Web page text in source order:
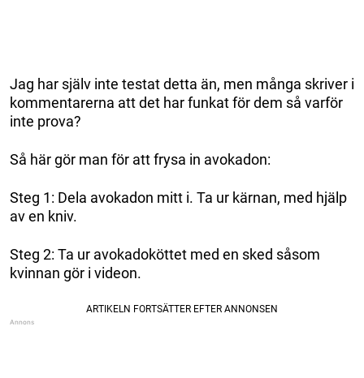
Jag har själv inte testat detta än, men många skriver i
kommentarerna att det har funkat för dem så varför
inte prova?
Så här gör man för att frysa in avokadon:
Steg 1: Dela avokadon mitt i. Ta ur kärnan, med hjälp
av en kniv.
Steg 2: Ta ur avokadoköttet med en sked såsom
kvinnan gör i videon.